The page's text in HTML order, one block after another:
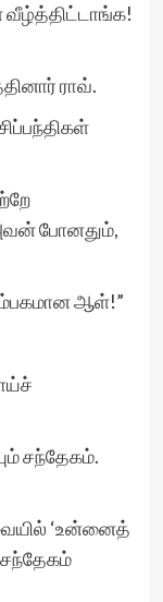
வீழ்த்திட்டாங்க!
ராவ்.
போனதும்,
ஆள்!”
சந்தேகம்.
‘உன்னைத்
சந்தேகம்